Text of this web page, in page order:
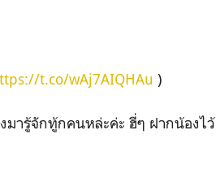
t.co/wAj7AIQHAu )
มารู้จักทู้กคนหล่ะค่ะ ฮี่ๆ ฝากน้องไว้